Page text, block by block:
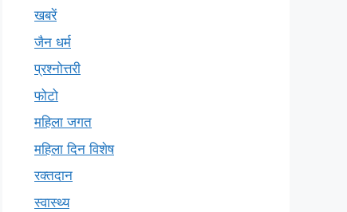
खबरें
जैन धर्म
प्रश्नोत्तरी
फोटो
महिला जगत
महिला दिन विशेष
रक्तदान
स्वास्थ्य